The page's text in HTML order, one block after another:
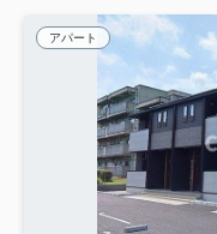
アパート